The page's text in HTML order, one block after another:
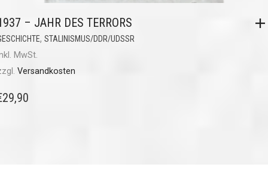
– JAHR DES TERRORS
, STALINISMUS/DDR/UDSSR
MwSt.
Versandkosten
29,90